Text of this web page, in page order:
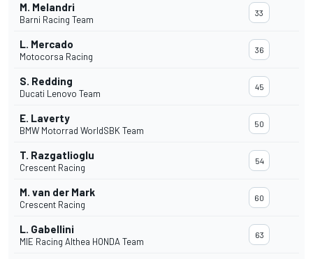
M. Melandri
Barni Racing Team
33
L. Mercado
Motocorsa Racing
36
S. Redding
Ducati Lenovo Team
45
E. Laverty
BMW Motorrad WorldSBK Team
50
T. Razgatlioglu
Crescent Racing
54
M. van der Mark
Crescent Racing
60
L. Gabellini
MIE Racing Althea HONDA Team
63